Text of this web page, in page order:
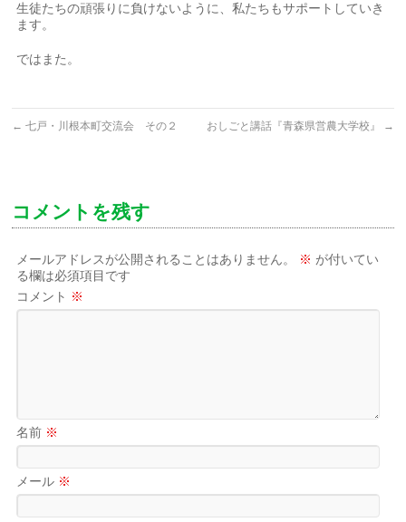
生徒たちの頑張りに負けないように、私たちもサポートしていき
ます。
ではまた。
← 七戸・川根本町交流会 その２ おしごと講話『青森県営農大学校』 →
コメントを残す
メールアドレスが公開されることはありません。 ※ が付いてい
る欄は必須項目です
コメント ※
名前 ※
メール ※